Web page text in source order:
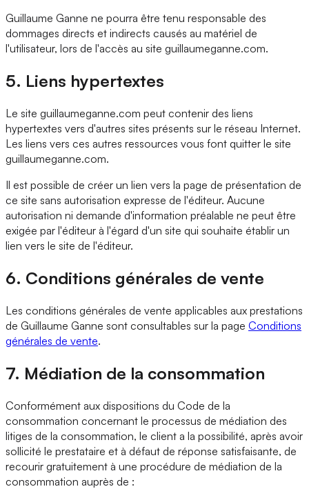
Guillaume Ganne ne pourra être tenu responsable des
dommages directs et indirects causés au matériel de
l'utilisateur, lors de l'accès au site guillaumeganne.com.
5. Liens hypertextes
Le site guillaumeganne.com peut contenir des liens
hypertextes vers d'autres sites présents sur le réseau Internet.
Les liens vers ces autres ressources vous font quitter le site
guillaumeganne.com.
Il est possible de créer un lien vers la page de présentation de
ce site sans autorisation expresse de l'éditeur. Aucune
autorisation ni demande d'information préalable ne peut être
exigée par l'éditeur à l'égard d'un site qui souhaite établir un
lien vers le site de l'éditeur.
6. Conditions générales de vente
Les conditions générales de vente applicables aux prestations
de Guillaume Ganne sont consultables sur la page Conditions
générales de vente.
7. Médiation de la consommation
Conformément aux dispositions du Code de la
consommation concernant le processus de médiation des
litiges de la consommation, le client a la possibilité, après avoir
sollicité le prestataire et à défaut de réponse satisfaisante, de
recourir gratuitement à une procédure de médiation de la
consommation auprès de :